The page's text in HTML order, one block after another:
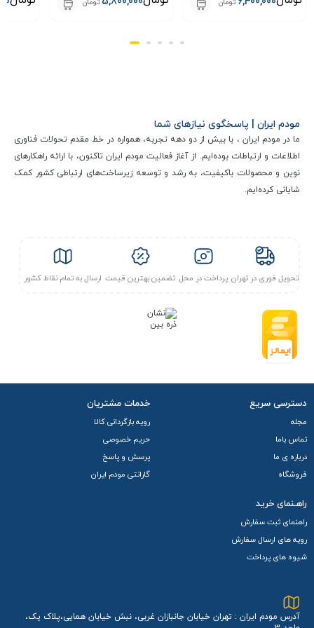
اینترنت نسل چهارم و سوم به طور کامل پشتیبانی می‌کند. در
حالت4G LTE Cat4
از باندهای فرکانسی متعدد شامل ۱، ۳، ۵، ۷،
۸، ۲۰، ۳۸، ۴۰ و ۴۱ پشتیبانی می‌کند و در حالت
چیپستQualcomm SDX12-2 از حداکثر سرعت
300 مگابیت بر
ثانیه دانلود
این روتر همراه یک نقطه اتصال وای‌ فای مبتنی بر
استاندارد
امنیت شبکه بی‌ سیم با پروتکل‌های پیشرفتهWPA/WPA2-PSK
رمزنگاری تأمین می‌شود. همچنین تا 32 کاربر برای اتصال به وای
فای را پشتیبانی می کند
مودم جیبی Vodafone Lte 4G مدل R228T مجهز به یک
LED
برای نمایش اطلاعات حیاتی مانند وضعیت شبکه، باتری و
پیامک و وای فای است. از یک
شارژ است. قلب تأمین انرژی آن یک
تومان تومان
مودم ایران | پاسخگوی نیازهای شما
ما در مودم ایران ، با بیش از دو دهه تجربه، همواره در خط مقدم تحولات فناوری
اطلاعات و ارتباطات بوده‌ایم. از آغاز فعالیت مودم ایران تاکنون، با ارائه راهکارهای
نوین و محصولات باکیفیت، به رشد و توسعه زیرساخت‌های ارتباطی کشور کمک
شایانی کرده‌ایم.
تحویل فوری در تهران پرداخت در محل تضمین بهترین قیمت ارسال به تمام نقاط کشور
دسترسی سریع
مجله
تماس باما
درباره ی ما
فروشگاه
خدمات مشتریان
رویه بازگردانی کالا
حریم خصوصی
پرسش و پاسخ
گارانتی مودم ایران
راهـنمای خرید
راهنمای ثبت سفارش
رویه های ارسال سفارش
شیوه های پرداخت
آدرس مودم ایران : تهران خیابان جانبازان غربی، نبش خیابان همایی،پلاک یک،